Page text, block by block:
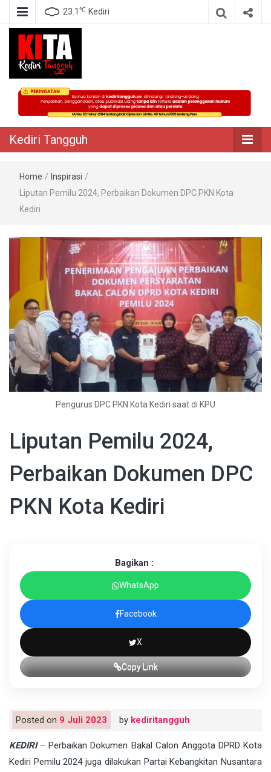
23.1 ℃ Kediri
Kediri Tangguh
Berita Akurat Terpercaya
Kediri Tangguh
Home / Inspirasi /
Liputan Pemilu 2024, Perbaikan Dokumen DPC PKN Kota
Kediri
Pengurus DPC PKN Kota Kediri saat di KPU
Liputan Pemilu 2024,
Perbaikan Dokumen DPC
PKN Kota Kediri
Bagikan :
WhatsApp
Facebook
X
Copy Link
Posted on 9 Juli 2023 by kediritangguh
KEDIRI– Perbaikan Dokumen Bakal Calon Anggota DPRD Kota
Kediri Pemilu 2024 juga dilakukan Partai Kebangkitan Nusantara